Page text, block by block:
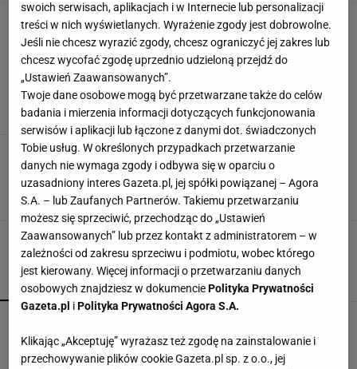
PROMOCJE
Łap promocje - legginsy tańsze nawet o 40%!
FITNESS LEGGINSY PROMOCJE PRZECENY
Wakacyjna wyprzedaż w Zalando! Ubrania
sportowe przecenione nawet do 70%
AT BIUSTONOSZ SPORTOWY BUTY SPORTOWE
PROMOCJE
STRÓJ NA FITNESS
POPULARNE NAJNOWSZE
szukają napastnika. "Nie uniknie
odpowiedzialności"
swoich serwisach, aplikacjach i w Internecie lub personalizacji
treści w nich wyświetlanych. Wyrażenie zgody jest dobrowolne.
Jeśli nie chcesz wyrazić zgody, chcesz ograniczyć jej zakres lub
chcesz wycofać zgodę uprzednio udzieloną przejdź do
„Ustawień Zaawansowanych”.
Twoje dane osobowe mogą być przetwarzane także do celów
badania i mierzenia informacji dotyczących funkcjonowania
serwisów i aplikacji lub łączone z danymi dot. świadczonych
Tobie usług. W określonych przypadkach przetwarzanie
danych nie wymaga zgody i odbywa się w oparciu o
uzasadniony interes Gazeta.pl, jej spółki powiązanej – Agora
S.A. – lub Zaufanych Partnerów. Takiemu przetwarzaniu
możesz się sprzeciwić, przechodząc do „Ustawień
Zaawansowanych” lub przez kontakt z administratorem – w
zależności od zakresu sprzeciwu i podmiotu, wobec którego
jest kierowany. Więcej informacji o przetwarzaniu danych
osobowych znajdziesz w dokumencie Polityka Prywatności
Gazeta.pl i Polityka Prywatności Agora S.A.
Klikając „Akceptuję” wyrażasz też zgodę na zainstalowanie i
przechowywanie plików cookie Gazeta.pl sp. z o.o., jej